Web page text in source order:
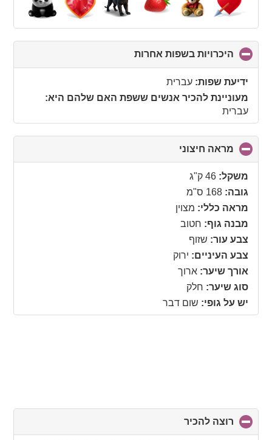
היכרויות בשפות אחרות
to
ידיעת שפות: עברית
מעוניינת להכיר אנשים ששפת האם שלהם היא:
עברית
מראה חיצוני
to
משקל: 46 ק"ג
גובה: 168 ס"מ
מראה כללי: מצוין
מבנה גוף: חטוב
צבע עור: שזוף
צבע העיניים: ירוק
אורך שיער: ארוך
סוג שיער: חלק
יש על גופי: שום דבר
רוצה להכיר
to